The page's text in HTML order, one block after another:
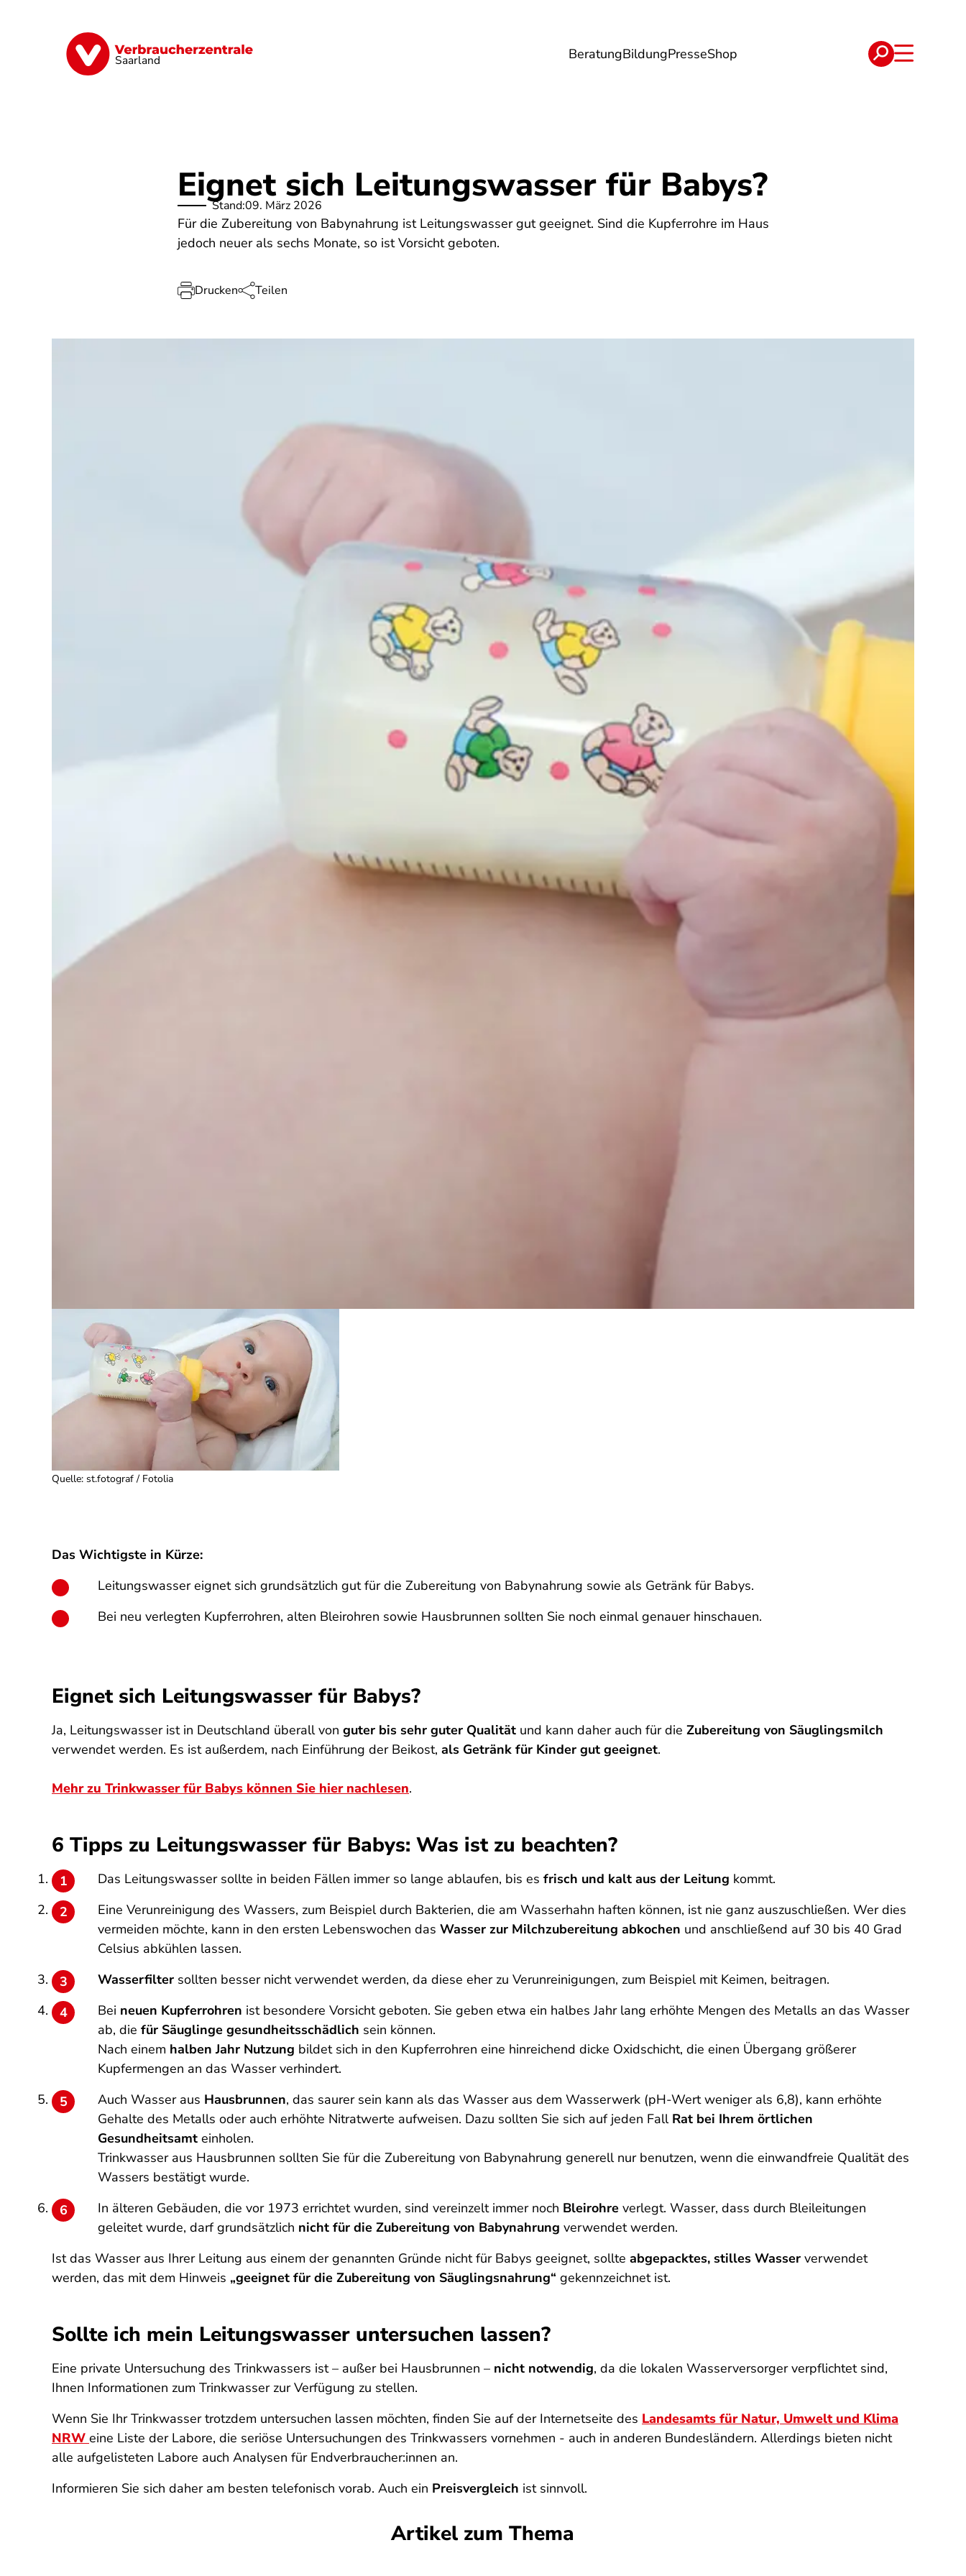
Saarland BeratungBildungPresseShop
Digitales Energie Finanzen Umwelt Verträge
Eignet sich Leitungswasser für Babys?
Stand:09. März 2026
Für die Zubereitung von Babynahrung ist Leitungswasser gut geeignet. Sind die Kupferrohre im Haus
jedoch neuer als sechs Monate, so ist Vorsicht geboten.
Drucken Teilen
Quelle: st.fotograf / Fotolia
Das Wichtigste in Kürze:
Leitungswasser eignet sich grundsätzlich gut für die Zubereitung von Babynahrung sowie als Getränk für Babys.
Bei neu verlegten Kupferrohren, alten Bleirohren sowie Hausbrunnen sollten Sie noch einmal genauer hinschauen.
Eignet sich Leitungswasser für Babys?
Ja, Leitungswasser ist in Deutschland überall von guter bis sehr guter Qualität und kann daher auch für die Zubereitung von Säuglingsmilch
verwendet werden. Es ist außerdem, nach Einführung der Beikost, als Getränk für Kinder gut geeignet.
Mehr zu Trinkwasser für Babys können Sie hier nachlesen.
6 Tipps zu Leitungswasser für Babys: Was ist zu beachten?
Das Leitungswasser sollte in beiden Fällen immer so lange ablaufen, bis es frisch und kalt aus der Leitung kommt.
Eine Verunreinigung des Wassers, zum Beispiel durch Bakterien, die am Wasserhahn haften können, ist nie ganz auszuschließen. Wer dies
vermeiden möchte, kann in den ersten Lebenswochen das Wasser zur Milchzubereitung abkochen und anschließend auf 30 bis 40 Grad
Celsius abkühlen lassen.
Wasserfilter sollten besser nicht verwendet werden, da diese eher zu Verunreinigungen, zum Beispiel mit Keimen, beitragen.
Bei neuen Kupferrohren ist besondere Vorsicht geboten. Sie geben etwa ein halbes Jahr lang erhöhte Mengen des Metalls an das Wasser
ab, die für Säuglinge gesundheitsschädlich sein können.
Nach einem halben Jahr Nutzung bildet sich in den Kupferrohren eine hinreichend dicke Oxidschicht, die einen Übergang größerer
Kupfermengen an das Wasser verhindert.
Auch Wasser aus Hausbrunnen, das saurer sein kann als das Wasser aus dem Wasserwerk (pH-Wert weniger als 6,8), kann erhöhte
Gehalte des Metalls oder auch erhöhte Nitratwerte aufweisen. Dazu sollten Sie sich auf jeden Fall Rat bei Ihrem örtlichen
Gesundheitsamt einholen.
Trinkwasser aus Hausbrunnen sollten Sie für die Zubereitung von Babynahrung generell nur benutzen, wenn die einwandfreie Qualität des
Wassers bestätigt wurde.
In älteren Gebäuden, die vor 1973 errichtet wurden, sind vereinzelt immer noch Bleirohre verlegt. Wasser, dass durch Bleileitungen
geleitet wurde, darf grundsätzlich nicht für die Zubereitung von Babynahrung verwendet werden.
Ist das Wasser aus Ihrer Leitung aus einem der genannten Gründe nicht für Babys geeignet, sollte abgepacktes, stilles Wasser verwendet
werden, das mit dem Hinweis „geeignet für die Zubereitung von Säuglingsnahrung“ gekennzeichnet ist.
Sollte ich mein Leitungswasser untersuchen lassen?
Eine private Untersuchung des Trinkwassers ist – außer bei Hausbrunnen – nicht notwendig, da die lokalen Wasserversorger verpflichtet sind,
Ihnen Informationen zum Trinkwasser zur Verfügung zu stellen.
Wenn Sie Ihr Trinkwasser trotzdem untersuchen lassen möchten, finden Sie auf der Internetseite des Landesamts für Natur, Umwelt und Klima
NRW eine Liste der Labore, die seriöse Untersuchungen des Trinkwassers vornehmen - auch in anderen Bundesländern. Allerdings bieten nicht
alle aufgelisteten Labore auch Analysen für Endverbraucher:innen an.
Informieren Sie sich daher am besten telefonisch vorab. Auch ein Preisvergleich ist sinnvoll.
Artikel zum Thema